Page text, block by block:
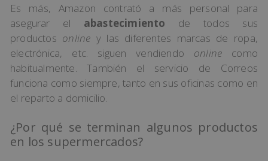
Es más, Amazon contrató a más personal para
asegurar el abastecimiento de todos sus
productos online y las diferentes marcas de ropa,
electrónica, etc. siguen vendiendo online como
habitualmente. También el servicio de Correos
funciona como siempre, tanto en sus oficinas como en
el reparto a domicilio.
¿Por qué se terminan algunos productos
en los supermercados?